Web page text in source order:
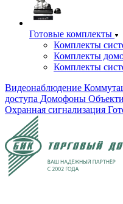
Готовые комплекты
Комплекты
Комплекты
Комплекты
Видеонаблюдение
доступа Домофоны
Охранная сигнализация